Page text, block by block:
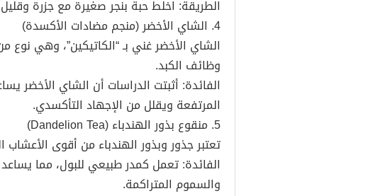
الطريقة: اخلط حبة بنجر صغيرة مع جزرة
4. الشاي الأخضر (منجم مضادات الأكسدة)
الشاي الأخضر غني بـ “الكاتيكين”، وهي نوع
وظائف الكبد.
الفائدة: أثبتت الدراسات أن الشاي الأخضر
المرتفعة ويقلل من الإجهاد التأكسدي.
5. منقوع بذور الهندباء (Dandelion Tea)
تعتبر جذور وبذور الهندباء من أقوى الأعشاب
الفائدة: تعمل كمدر طبيعي للبول، مما
والسموم المتراكمة.